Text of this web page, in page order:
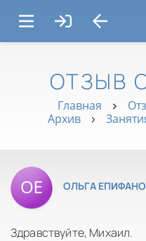
ОТЗЫВ
Главная
Архив
ОЛЬГА
Здравствуйте, Михаил.